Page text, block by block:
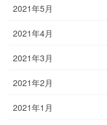
2021年5月
2021年4月
2021年3月
2021年2月
2021年1月